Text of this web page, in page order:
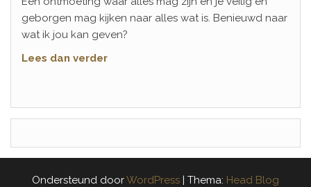
geborgen mag kijken naar alles wat is. Benieuwd naar
wat ik jou kan geven?
Lees dan verder
Ondersteund doorWordPress | Thema: Head Blog